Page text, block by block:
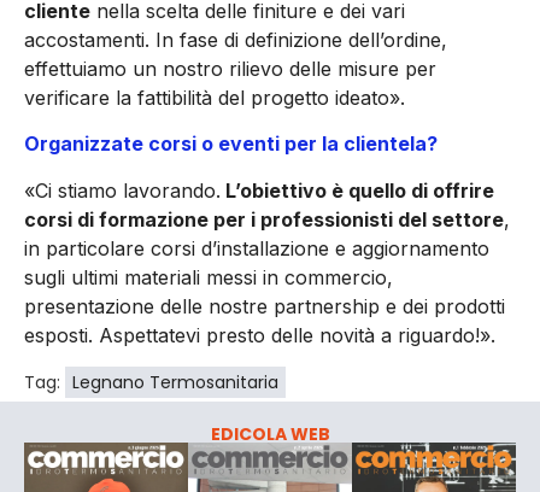
cliente nella scelta delle finiture e dei vari
accostamenti. In fase di definizione dell’ordine,
effettuiamo un nostro rilievo delle misure per
verificare la fattibilità del progetto ideato».
Organizzate corsi o eventi per la clientela?
«Ci stiamo lavorando. L’obiettivo è quello di offrire
corsi di formazione per i professionisti del settore,
in particolare corsi d’installazione e aggiornamento
sugli ultimi materiali messi in commercio,
presentazione delle nostre partnership e dei prodotti
esposti. Aspettatevi presto delle novità a riguardo!».
Tag: Legnano Termosanitaria
EDICOLA WEB